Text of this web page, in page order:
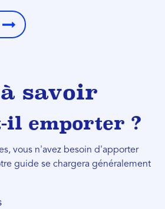
savoir
il emporter ?
vous n'avez besoin d'apporter
guide se chargera généralement